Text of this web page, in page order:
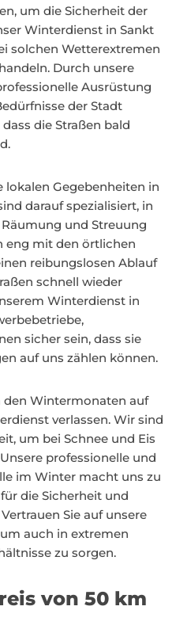
um die Sicherheit der
Winterdienst in Sankt
solchen Wetterextremen
Durch unsere
Ausrüstung
der Stadt
die Straßen bald
lokalen Gegebenheiten in
darauf spezialisiert, in
und Streuung
eng mit den örtlichen
reibungslosen Ablauf
schnell wieder
Winterdienst in
sicher sein, dass sie
auf uns zählen können.
den Wintermonaten auf
verlassen. Wir sind
um bei Schnee und Eis
professionelle und
im Winter macht uns zu
die Sicherheit und
Sie auf unsere
auch in extremen
zu sorgen.
von 50 km